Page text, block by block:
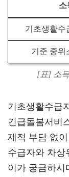
소
기초생활수
기준 중위
[표] 소
기초생활수급
긴급돌봄서비
제적 부담 없
수급자와 차상
이가 궁금하시